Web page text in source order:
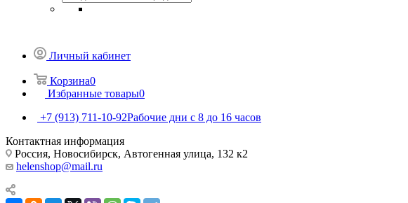
Личный кабинет
Корзина0
Избранные товары0
+7 (913) 711-10-92Рабочие дни с 8 до 16 часов
Контактная информация
Россия, Новосибирск, Автогенная улица, 132 к2
helenshop@mail.ru